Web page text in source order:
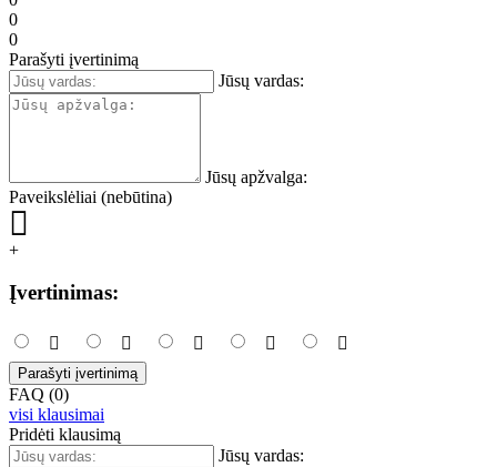
0
0
Parašyti įvertinimą
Jūsų vardas:
Jūsų apžvalga:
Paveikslėliai (nebūtina)
+
Įvertinimas:
Parašyti įvertinimą
FAQ (0)
visi klausimai
Pridėti klausimą
Jūsų vardas: